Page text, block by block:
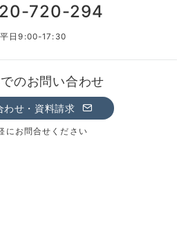
720-294
平日9:00-17:30
のお問い合わせ
わせ・資料請求
にお問合せください